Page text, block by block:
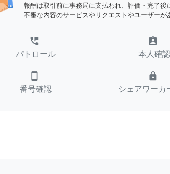
報酬は取引前に事務局に支払われ、評価・完了
不審な内容のサービスやリクエストやユーザーが
perm_phone_msg
パトロール
assignment_ind
本人確認
smartphone
番号確認
lock
シェアワーカ